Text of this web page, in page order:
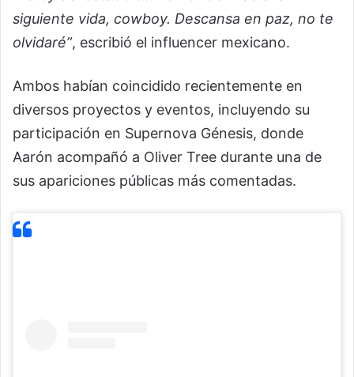
siguiente vida, cowboy. Descansa en paz, no te
olvidaré”, escribió el influencer mexicano.
Ambos habían coincidido recientemente en
diversos proyectos y eventos, incluyendo su
participación en Supernova Génesis, donde
Aarón acompañó a Oliver Tree durante una de
sus apariciones públicas más comentadas.